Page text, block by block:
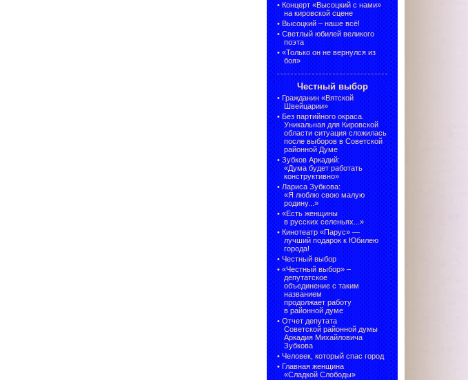
• Концерт «Высоцкий с нами»
на кировской сцене
• Высоцкий – наше всё!
• Светлый юбилей великого
поэта
• «Только он не вернулся из
боя»
Честный выбор
• Гражданин «Вятской
Швейцарии»
• Без партийного окраса.
Уникальная для Кировской
области ситуация сложилась
после выборов в Советской
районной Думе
• Зубков Аркадий:
«Дума будет работать
конструктивно»
• Лариса Зубкова:
«Я люблю свою малую
родину...»
• «Есть женщины
в русских селеньях...»
• Кинотеатр «Парус» —
лучший подарок к Юбилею
города!
• Честный выбор
• «Честный выбор» –
депутатское
объединение с таким
названием
продолжает работу
в районной думе
• Отчет депутата
Советской районной думы
Аркадия Михайловича
Зубкова
• Человек, который спас город
• Главная женщина
«Сладкой Слободы»